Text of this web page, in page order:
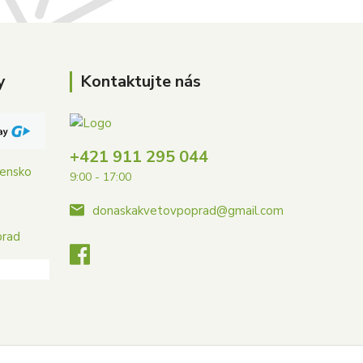
Kontaktujte nás
+421 911 295 044
9:00 - 17:00
donaskakvetovpoprad@gmail.com